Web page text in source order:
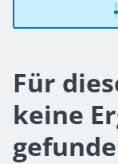
Für
keine